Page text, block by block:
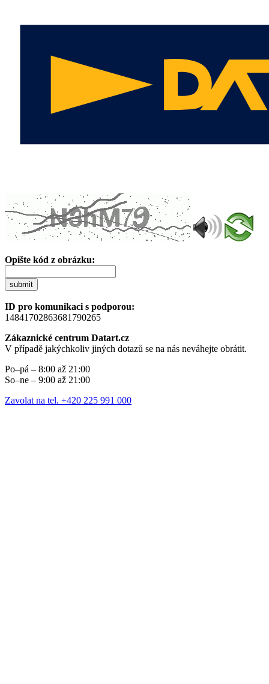
Opište kód z obrázku:
submit
ID pro komunikaci s podporou:
14841702863681790265
Zákaznické centrum Datart.cz
V případě jakýchkoliv jiných dotazů se na nás neváhejte obrátit.
Po–pá – 8:00 až 21:00
So–ne – 9:00 až 21:00
Zavolat na tel. +420 225 991 000